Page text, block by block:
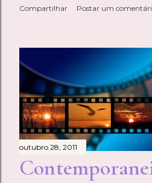
Compartilhar Postar um
outubro 28, 2011